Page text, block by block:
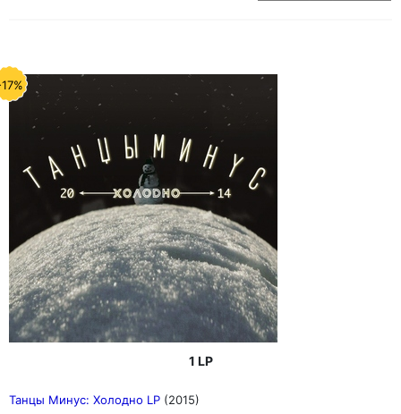
1 LP
Танцы Минус: Холодно LP (2015)